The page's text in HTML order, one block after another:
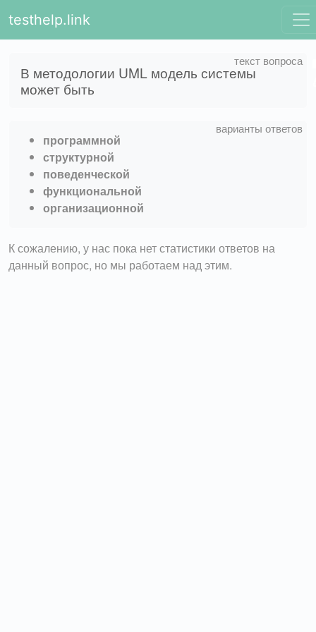
testhelp.link
В методологии UML модель системы
может быть
программной
структурной
поведенческой
функциональной
организационной
К сожалению, у нас пока нет статистики ответов на
данный вопрос, но мы работаем над этим.